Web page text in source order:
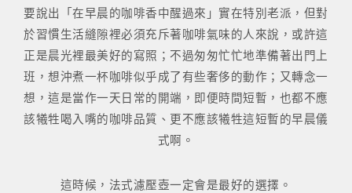
要說出「在早晨的咖啡香中醒過來」實在特別老派，但對
於習慣生活縫隙裡必須充斥著咖啡氣味的人來說，或許這
正是晨光裡最美好的寫照；不過匆匆忙忙地準備著出門上
班，想沖煮一杯咖啡似乎成了有些奢侈的動作；又轉念一
想，這是當作一天日常的開端，即便時間短暫，也都不應
該犧牲喝入嘴的咖啡品質、更不應該犧牲這短暫的早晨儀
式啊。
這時候，法式濾壓壺一定會是最好的選擇。